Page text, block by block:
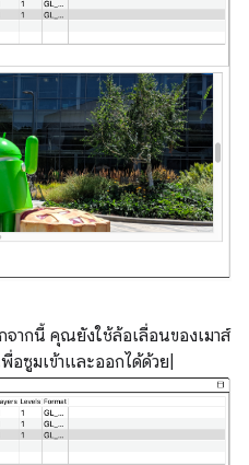
จากนี้ คุณยังใช้ล้อเลื่อนของเมาส์
ซูมเข้าและออกได้ด้วย|